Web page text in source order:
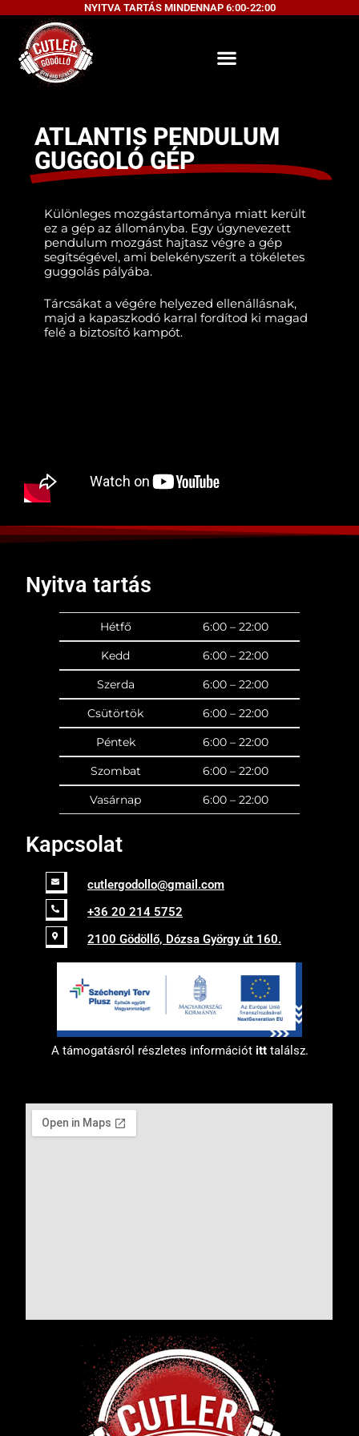
NYITVA TARTÁS MINDENNAP 6:00-22:00
ATLANTIS PENDULUM
GUGGOLÓ GÉP
Különleges mozgástartománya miatt került
ez a gép az állományba. Egy úgynevezett
pendulum mozgást hajtasz végre a gép
segítségével, ami belekényszerít a tökéletes
guggolás pályába.
Tárcsákat a végére helyezed ellenállásnak,
majd a kapaszkodó karral fordítod ki magad
felé a biztosító kampót.
Nyitva tartás
Hétfő
6:00 – 22:00
Kedd
6:00 – 22:00
Szerda
6:00 – 22:00
Csütörtök
6:00 – 22:00
Péntek
6:00 – 22:00
Szombat
6:00 – 22:00
Vasárnap
6:00 – 22:00
Kapcsolat
cutlergodollo@gmail.com
+36 20 214 5752
2100 Gödöllő, Dózsa György út 160.
A támogatásról részletes információt itt találsz.